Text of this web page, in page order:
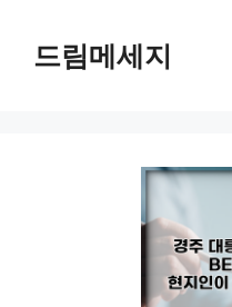
드림메세지